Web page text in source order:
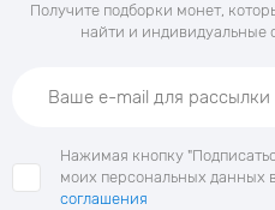
Получите подборки монет,
найти и индивидуальные
Нажимая кнопку
моих персональных данных
соглашения